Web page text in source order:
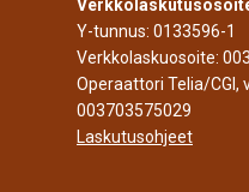
Y-tunnus: 0133596-1
Verkkolaskuosoite:
Operaattori Telia/CGI,
003703575029
Laskutusohjeet